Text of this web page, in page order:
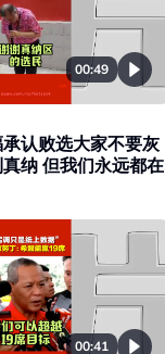
00:49
认败选大家不要灰
纳 但我们永远都在
00:41